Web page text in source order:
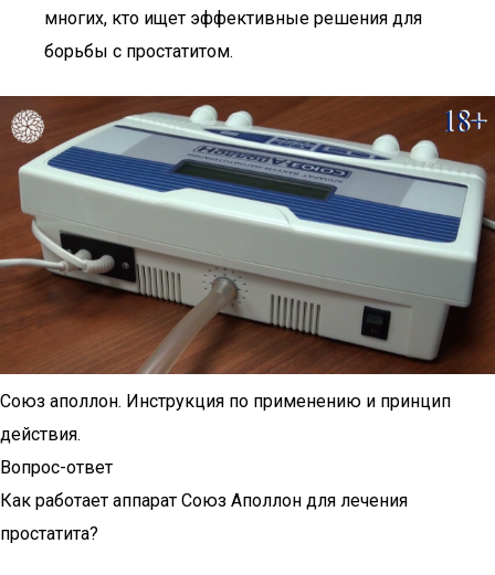
многих, кто ищет эффективные решения для
борьбы с простатитом.
Союз аполлон. Инструкция по применению и принцип
действия.
Вопрос-ответ
Как работает аппарат Союз Аполлон для лечения
простатита?